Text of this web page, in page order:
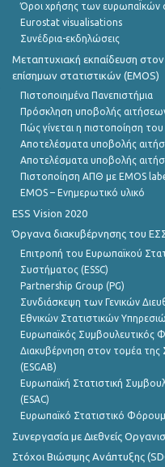
Όροι χρήσης των ευρωπαΪκών
Eurostat visualisations
Συνέδρια-εκδηλώσεις
Μεταπτυχιακή εκπαίδευση
επίσημων στατιστικών (EMOS)
Πιστοποιημένα Πανεπιστήμια
Πρόσκληση υποβολής
Πώς γίνεται η πιστοποίηση του
Αποτελέσματα υποβολής
Αποτελέσματα υποβολής
Πιστοποίηση ΑΠΘ με EMOS
EMOS – Ενημερωτικό υλικό
ESS Vision 2020
Όργανα διακυβέρνησης του
Επιτροπή του Ευρωπαϊκού
Συστήματος (ESSC)
Partnership Group (PG)
Συνδιάσκεψη των Γενικών
Εθνικών Στατιστικών
Ευρωπαϊκός Συμβουλευτικός
Διακυβέρνηση στον τομέα της
(ESGAB)
Ευρωπαϊκή Στατιστική
(ESAC)
Ευρωπαϊκό Στατιστικό Φόρουμ
Συνεργασία με Διεθνείς
Στόχοι Βιώσιμης Ανάπτυξης